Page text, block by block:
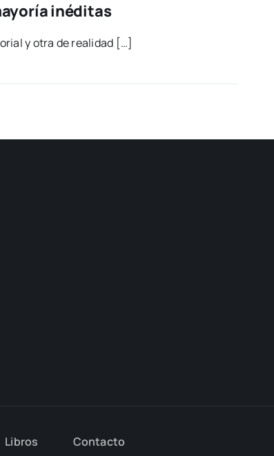
inéditas
y otra de reali­dad […]
Libros Con­tac­to